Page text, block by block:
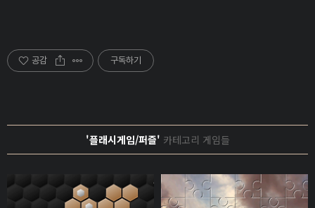
공감 구독하기
'플래시게임/퍼즐' 카테고리 게임들